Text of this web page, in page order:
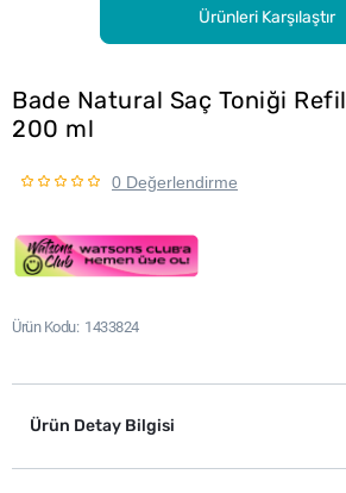
Ürünleri Karşılaştır
Bade Natural Saç Toniği
200 ml
0 Değerlendirme
Ürün Kodu 1433824
Ürün Detay Bilgisi